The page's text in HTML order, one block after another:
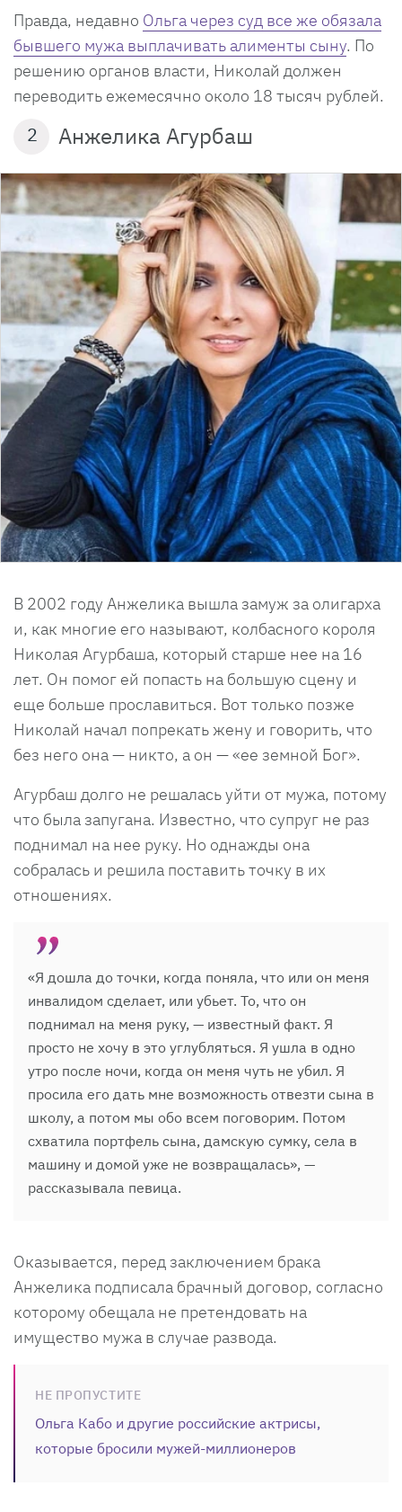
Правда, недавно Ольга через суд все же обязала
бывшего мужа выплачивать алименты сыну. По
решению органов власти, Николай должен
переводить ежемесячно около 18 тысяч рублей.
2 Анжелика Агурбаш
В 2002 году Анжелика вышла замуж за олигарха
и, как многие его называют, колбасного короля
Николая Агурбаша, который старше нее на 16
лет. Он помог ей попасть на большую сцену и
еще больше прославиться. Вот только позже
Николай начал попрекать жену и говорить, что
без него она — никто, а он — «ее земной Бог».
Агурбаш долго не решалась уйти от мужа, потому
что была запугана. Известно, что супруг не раз
поднимал на нее руку. Но однажды она
собралась и решила поставить точку в их
отношениях.
«Я дошла до точки, когда поняла, что или он меня
инвалидом сделает, или убьет. То, что он
поднимал на меня руку, — известный факт. Я
просто не хочу в это углубляться. Я ушла в одно
утро после ночи, когда он меня чуть не убил. Я
просила его дать мне возможность отвезти сына в
школу, а потом мы обо всем поговорим. Потом
схватила портфель сына, дамскую сумку, села в
машину и домой уже не возвращалась», —
рассказывала певица.
Оказывается, перед заключением брака
Анжелика подписала брачный договор, согласно
которому обещала не претендовать на
имущество мужа в случае развода.
НЕ ПРОПУСТИТЕ
Ольга Кабо и другие российские актрисы,
которые бросили мужей-миллионеров